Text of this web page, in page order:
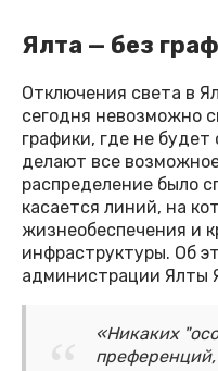
Ялта — без
Отключения света в
сегодня невозможно
графики, где не
делают все
распределение было
касается линий, на
жизнеобеспечения и
инфраструктуры. Об
администрации Ялты
«Никаких